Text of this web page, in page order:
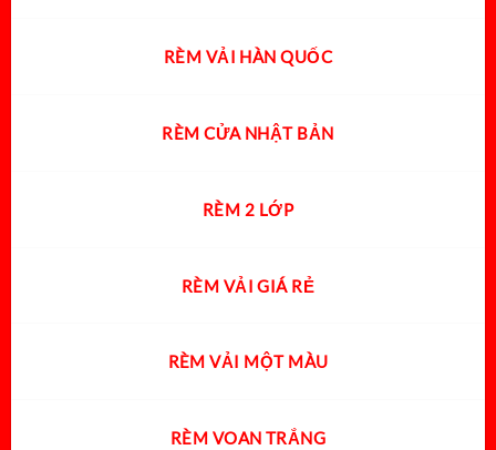
RÈM VẢI HÀN QUỐC
RÈM CỬA NHẬT BẢN
RÈM 2 LỚP
RÈM VẢI GIÁ RẺ
RÈM VẢI MỘT MÀU
RÈM VOAN TRẮNG